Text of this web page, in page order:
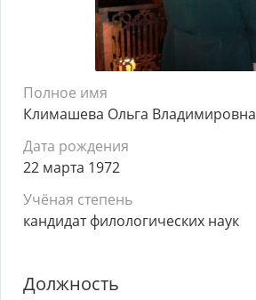
Полное имя
Климашева Ольга Владимировна
Дата рождения
22 марта 1972
Учёная степень
кандидат филологических наук
Должность